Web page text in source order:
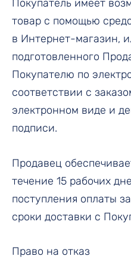
Покупатель имеет
товар с помощью
в Интернет-магазин,
подготовленного
Покупателю по
соответствии с
электронном виде и
подписи.
Продавец
течение 15 рабочих
поступления оплаты
сроки доставки с
Право на отказ